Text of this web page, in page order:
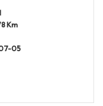
Km
05